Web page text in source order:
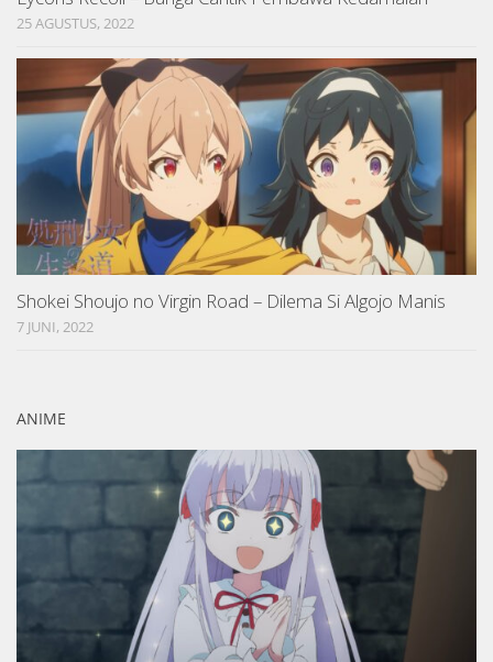
25 AGUSTUS, 2022
Shokei Shoujo no Virgin Road – Dilema Si Algojo Manis
7 JUNI, 2022
ANIME